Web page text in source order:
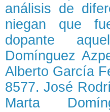
análisis de
niegan que
dopante
Domínguez
Alberto García
8577. José
Marta